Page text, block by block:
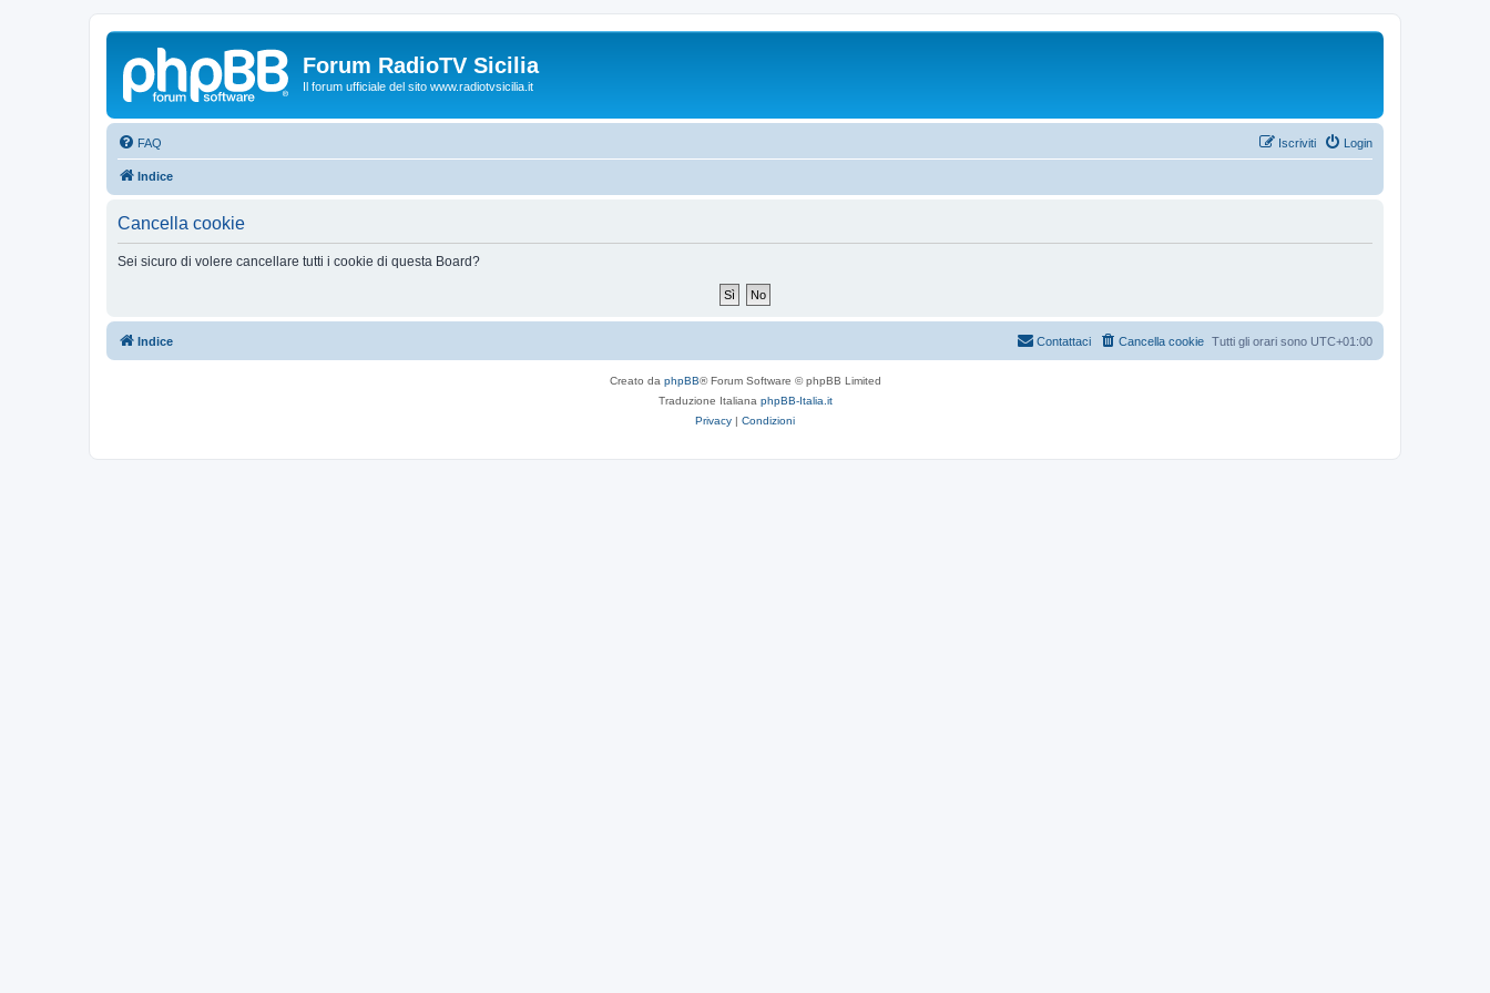
Forum RadioTV Sicilia
Il forum ufficiale del sito www.radiotvsicilia.it
FAQ Login
Iscriviti
Indice
Cancella cookie
Sei sicuro di volere cancellare tutti i cookie di questa Board?
Indice Tutti gli orari sono UTC+01:00
Cancella cookie
Contattaci
Creato da phpBB® Forum Software © phpBB Limited
Traduzione Italiana phpBB-Italia.it
Privacy | Condizioni